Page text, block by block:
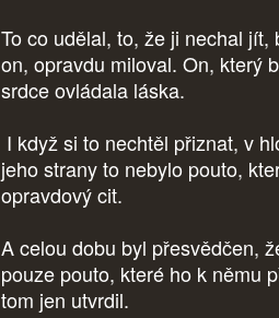
To co udělal, to, že ji nechal
on, opravdu miloval. On, který
srdce ovládala láska.
I když si to nechtěl přiznat, v
jeho strany to nebylo pouto,
opravdový cit.
A celou dobu byl přesvědčen,
pouze pouto, které ho k němu
tom jen utvrdil.